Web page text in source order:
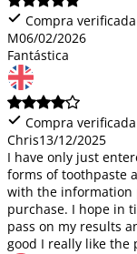
Compra verificada
M06/02/2026
Fantástica
Compra verificada
Chris13/12/2025
I have only just
forms of toothpaste
with the information
purchase. I hope in
pass on my results
good I really like the